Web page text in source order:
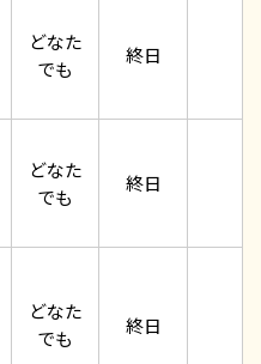
どなた
でも
終日
どなた
でも
終日
どなた
でも
終日